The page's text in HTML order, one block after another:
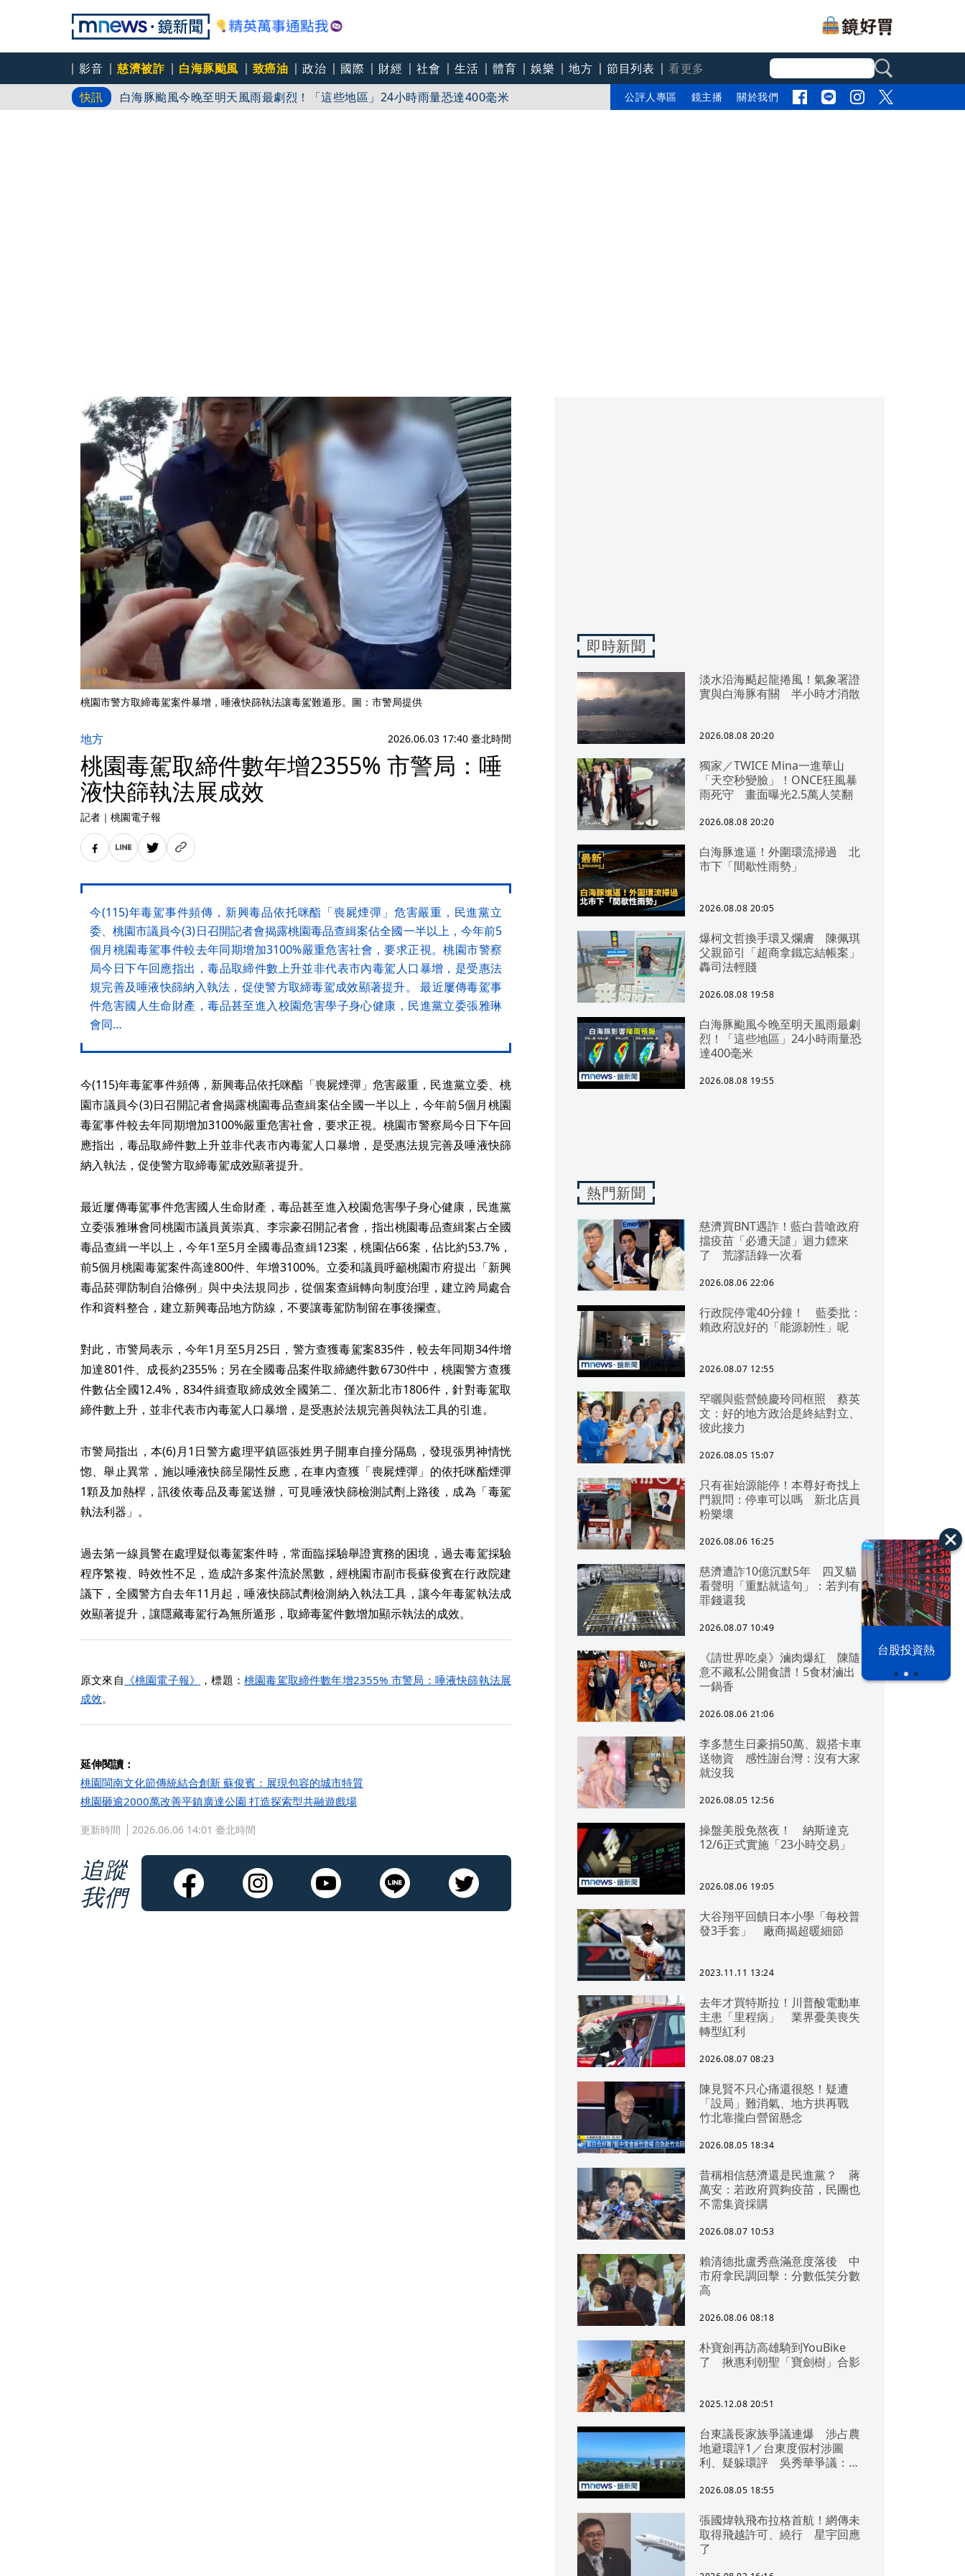
影音 慈濟被詐 白海豚颱風 致癌油 政治 國際 財經 社會 生活 體育 娛樂 地方 節目列表
看更多
快訊
白海豚颱風今晚至明天風雨最劇烈！「這些地區」24小時雨量恐達400毫米
雙北週末拚選戰 藍綠白再槓採購疫苗3／慈濟遭詐騙「綠要求道歉」 蔣萬安、柯文哲批
公評人專區 鏡主播 關於我們
漢光42演習 台股投資熱
桃園市警方取締毒駕案件暴增，唾液快篩執法讓毒駕難遁形。圖：市警局提供
地方 2026.06.03 17:40 臺北時間
桃園毒駕取締件數年增2355% 市警局：唾
液快篩執法展成效
記者 ｜ 桃園電子報
今(115)年毒駕事件頻傳，新興毒品依托咪酯「喪屍煙彈」危害嚴重，民進黨立
委、桃園市議員今(3)日召開記者會揭露桃園毒品查緝案佔全國一半以上，今年前5
個月桃園毒駕事件較去年同期增加3100%嚴重危害社會，要求正視。桃園市警察
局今日下午回應指出，毒品取締件數上升並非代表市內毒駕人口暴增，是受惠法
規完善及唾液快篩納入執法，促使警方取締毒駕成效顯著提升。 最近屢傳毒駕事
件危害國人生命財產，毒品甚至進入校園危害學子身心健康，民進黨立委張雅琳
會同…
今(115)年毒駕事件頻傳，新興毒品依托咪酯「喪屍煙彈」危害嚴重，民進黨立委、桃
園市議員今(3)日召開記者會揭露桃園毒品查緝案佔全國一半以上，今年前5個月桃園
毒駕事件較去年同期增加3100%嚴重危害社會，要求正視。桃園市警察局今日下午回
應指出，毒品取締件數上升並非代表市內毒駕人口暴增，是受惠法規完善及唾液快篩
納入執法，促使警方取締毒駕成效顯著提升。
最近屢傳毒駕事件危害國人生命財產，毒品甚至進入校園危害學子身心健康，民進黨
立委張雅琳會同桃園市議員黃崇真、李宗豪召開記者會，指出桃園毒品查緝案占全國
毒品查緝一半以上，今年1至5月全國毒品查緝123案，桃園佔66案，佔比約53.7%，
前5個月桃園毒駕案件高達800件、年增3100%。立委和議員呼籲桃園市府提出「新興
毒品菸彈防制自治條例」與中央法規同步，從個案查緝轉向制度治理，建立跨局處合
作和資料整合，建立新興毒品地方防線，不要讓毒駕防制留在事後攔查。
對此，市警局表示，今年1月至5月25日，警方查獲毒駕案835件，較去年同期34件增
加達801件、成長約2355%；另在全國毒品案件取締總件數6730件中，桃園警方查獲
件數佔全國12.4%，834件緝查取締成效全國第二、僅次新北市1806件，針對毒駕取
締件數上升，並非代表市內毒駕人口暴增，是受惠於法規完善與執法工具的引進。
市警局指出，本(6)月1日警方處理平鎮區張姓男子開車自撞分隔島，發現張男神情恍
惚、舉止異常，施以唾液快篩呈陽性反應，在車內查獲「喪屍煙彈」的依托咪酯煙彈
1顆及加熱桿，訊後依毒品及毒駕送辦，可見唾液快篩檢測試劑上路後，成為「毒駕
執法利器」。
過去第一線員警在處理疑似毒駕案件時，常面臨採驗舉證實務的困境，過去毒駕採驗
程序繁複、時效性不足，造成許多案件流於黑數，經桃園市副市長蘇俊賓在行政院建
議下，全國警方自去年11月起，唾液快篩試劑檢測納入執法工具，讓今年毒駕執法成
效顯著提升，讓隱藏毒駕行為無所遁形，取締毒駕件數增加顯示執法的成效。
原文來自 《桃園電子報》 ，標題： 桃園毒駕取締件數年增2355% 市警局：唾液快篩執法展
成效。
延伸閱讀：
桃園閩南文化節傳統結合創新 蘇俊賓：展現包容的城市特質
桃園砸逾2000萬改善平鎮廣達公園 打造探索型共融遊戲場
更新時間 2026.06.06 14:01 臺北時間
追蹤
我們
即時新聞
淡水沿海颳起龍捲風！氣象署證
實與白海豚有關 半小時才消散
2026.08.08 20:20
獨家／TWICE Mina一進華山
「天空秒變臉」！ONCE狂風暴
雨死守 畫面曝光2.5萬人笑翻
2026.08.08 20:20
白海豚進逼！外圍環流掃過 北
市下「間歇性雨勢」
2026.08.08 20:05
爆柯文哲換手環又爛膚 陳佩琪
父親節引「超商拿鐵忘結帳案」
轟司法輕賤
2026.08.08 19:58
白海豚颱風今晚至明天風雨最劇
烈！「這些地區」24小時雨量恐
達400毫米
2026.08.08 19:55
熱門新聞
慈濟買BNT遇詐！藍白昔嗆政府
擋疫苗「必遭天譴」迴力鏢來
了 荒謬語錄一次看
2026.08.06 22:06
行政院停電40分鐘！ 藍委批：
賴政府說好的「能源韌性」呢
2026.08.07 12:55
罕曬與藍營饒慶玲同框照 蔡英
文：好的地方政治是終結對立、
彼此接力
2026.08.05 15:07
只有崔始源能停！本尊好奇找上
門親問：停車可以嗎 新北店員
粉樂壞
2026.08.06 16:25
慈濟遭詐10億沉默5年 四叉貓
看聲明「重點就這句」：若判有
罪錢還我
2026.08.07 10:49
《請世界吃桌》滷肉爆紅 陳隨
意不藏私公開食譜！5食材滷出
一鍋香
2026.08.06 21:06
李多慧生日豪捐50萬、親搭卡車
送物資 感性謝台灣：沒有大家
就沒我
2026.08.05 12:56
操盤美股免熬夜！ 納斯達克
12/6正式實施「23小時交易」
2026.08.06 19:05
大谷翔平回饋日本小學「每校普
發3手套」 廠商揭超暖細節
2023.11.11 13:24
去年才買特斯拉！川普酸電動車
主患「里程病」 業界憂美喪失
轉型紅利
2026.08.07 08:23
陳見賢不只心痛還很怒！疑遭
「設局」難消氣、地方拱再戰
竹北靠攏白營留懸念
2026.08.05 18:34
昔稱相信慈濟還是民進黨？ 蔣
萬安：若政府買夠疫苗，民團也
不需集資採購
2026.08.07 10:53
賴清德批盧秀燕滿意度落後 中
市府拿民調回擊：分數低笑分數
高
2026.08.06 08:18
朴寶劍再訪高雄騎到YouBike
了 揪惠利朝聖「寶劍樹」合影
2025.12.08 20:51
台東議長家族爭議連爆 涉占農
地避環評1／台東度假村涉圖
利、疑躲環評 吳秀華爭議：概
2026.08.05 18:55
張國煒執飛布拉格首航！網傳未
取得飛越許可、繞行 星宇回應
了